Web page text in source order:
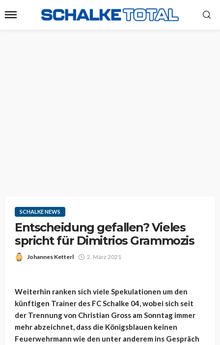
SCHALKE NEWS
Entscheidung gefallen? Vieles
spricht für Dimitrios Grammozis
Johannes Ketterl 2. März 2021
Weiterhin ranken sich viele Spekulationen um den
künftigen Trainer des FC Schalke 04, wobei sich seit
der Trennung von Christian Gross am Sonntag immer
mehr abzeichnet, dass die Königsblauen keinen
Feuerwehrmann wie den unter anderem ins Gespräch